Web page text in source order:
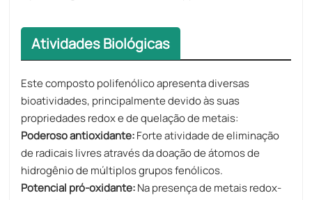
Atividades Biológicas
Este composto polifenólico apresenta diversas
bioatividades, principalmente devido às suas
propriedades redox e de quelação de metais:
Poderoso antioxidante:Forte atividade de eliminação
de radicais livres através da doação de átomos de
hidrogênio de múltiplos grupos fenólicos.
Potencial pró-oxidante:Na presença de metais redox-